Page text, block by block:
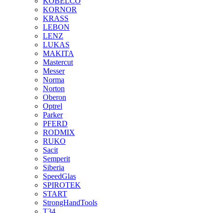
KORNOR
KRASS
LEBON
LENZ
LUKAS
MAKITA
Mastercut
Messer
Norma
Norton
Oberon
Optrel
Parker
PFERD
RODMIX
RUKO
Sacit
Semperit
Siberia
SpeedGlas
SPIROTEK
START
StrongHandTools
T34